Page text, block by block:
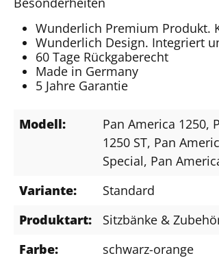
Wunderlich Premium Produkt.
Wunderlich Design. Integriert
60 Tage Rückgaberecht
Made in Germany
5 Jahre Garantie
Modell: Pan America 1250,
1250 ST, Pan
Special, Pan
Variante:
Standard
Produktart:
Sitzbänke &
Farbe:
schwarz-orange